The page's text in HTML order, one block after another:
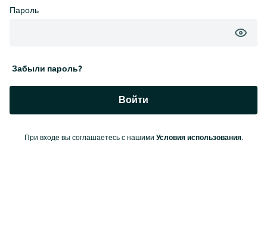
Пароль
Забыли пароль?
Войти
При входе вы соглашаетесь с нашими Условия использования.